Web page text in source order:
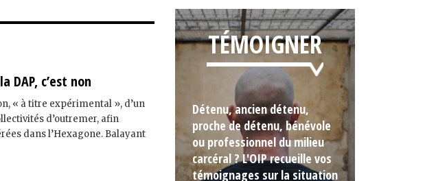
c’est non
« à titre expérimental », d’un
d’outremer, afin
dans l’Hexagone. Balayant
TÉMOIGNER
Détenu, ancien détenu,
proche de détenu, bénévole
ou professionnel du milieu
carcéral ? L'OIP recueille vos
témoignages sur la situation